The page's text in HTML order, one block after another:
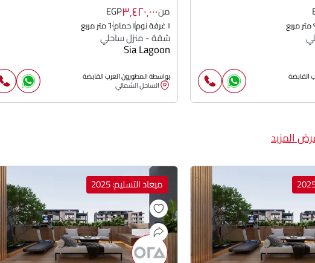
القابضة
من٣٬٤٢٠٬٠٠٠EGP
١ غرفة نوم ١ حمام ٦٠ متر مربع
شقة - منزل ساحلي
Sia Lagoon
بواسطة المطورون العرب القابضة
الساحل الشمالي
المزيد
ميعاد التسليم: 2025